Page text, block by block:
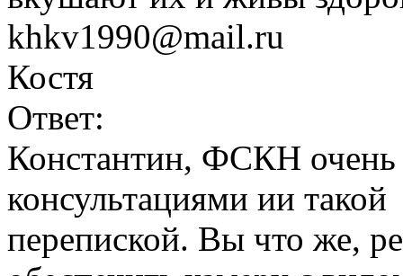
khkv1990@mail.ru
Костя
Ответ:
Константин, ФСКН очень
консультациями ии такой
перепиской. Вы что же,